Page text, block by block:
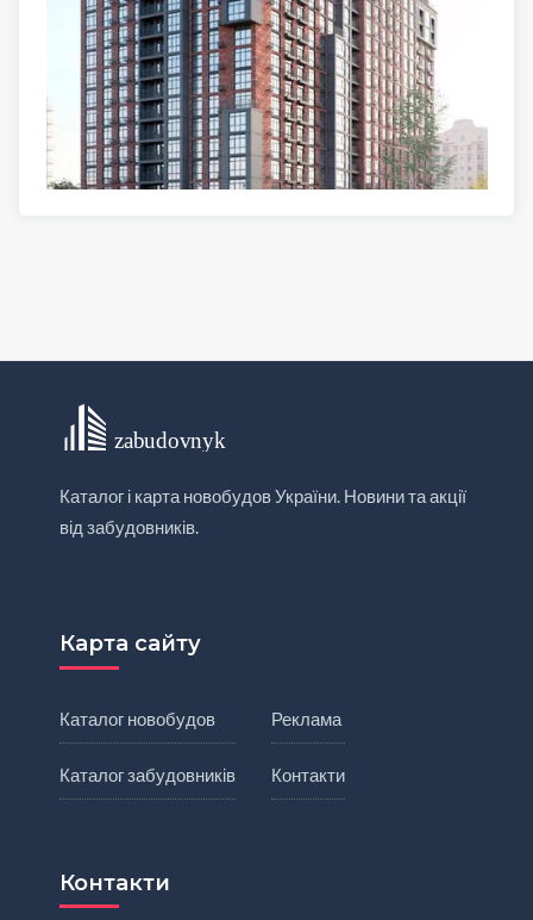
Каталог і карта новобудов України. Новини та акції
від забудовників.
Карта сайту
Каталог новобудов
Каталог забудовників
Реклама
Контакти
Контакти